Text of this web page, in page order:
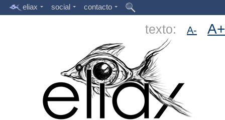
eliax social contacto
texto: A- A+